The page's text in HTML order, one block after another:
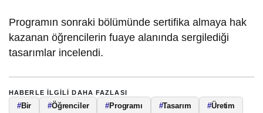
Programın sonraki bölümünde sertifika almaya hak
kazanan öğrencilerin fuaye alanında sergilediği
tasarımlar incelendi.
HABERLE ILGILI DAHA FAZLASI
#Bir #Öğrenciler #Programı #Tasarım #Üretim